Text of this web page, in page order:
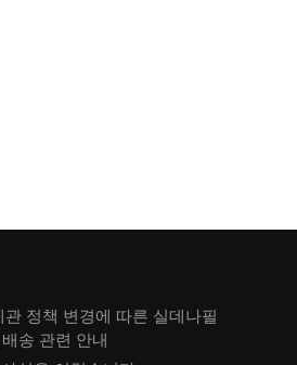
정책 변경에 따른 실데나필
송 관련 안내